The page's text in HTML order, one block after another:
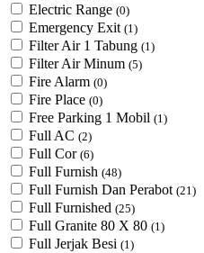
Electric Range (0)
Emergency Exit (1)
Filter Air 1 Tabung (1)
Filter Air Minum (5)
Fire Alarm (0)
Fire Place (0)
Free Parking 1 Mobil (1)
Full AC (2)
Full Cor (6)
Full Furnish (48)
Full Furnish Dan Perabot (21)
Full Furnished (25)
Full Granite 80 X 80 (1)
Full Jerjak Besi (1)